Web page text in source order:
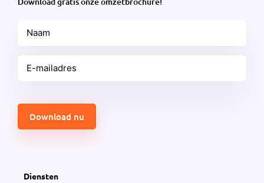
Naam
mailadres
Diensten